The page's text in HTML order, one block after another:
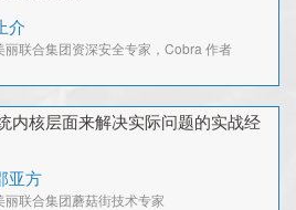
介
丽联合集团资深安全专家，Cobra 作者
内核层面来解决实际问题的实战经
亚方
丽联合集团蘑菇街技术专家